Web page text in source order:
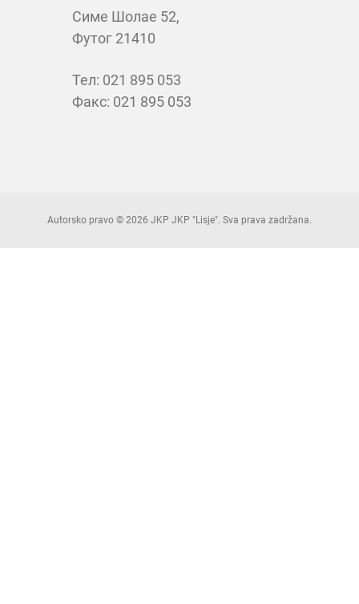
Симе Шолае 52,
Футог 21410
Teл: 021 895 053
Факс: 021 895 053
Autorsko pravo © 2026 JKP JKP "Lisje". Sva prava zadržana.